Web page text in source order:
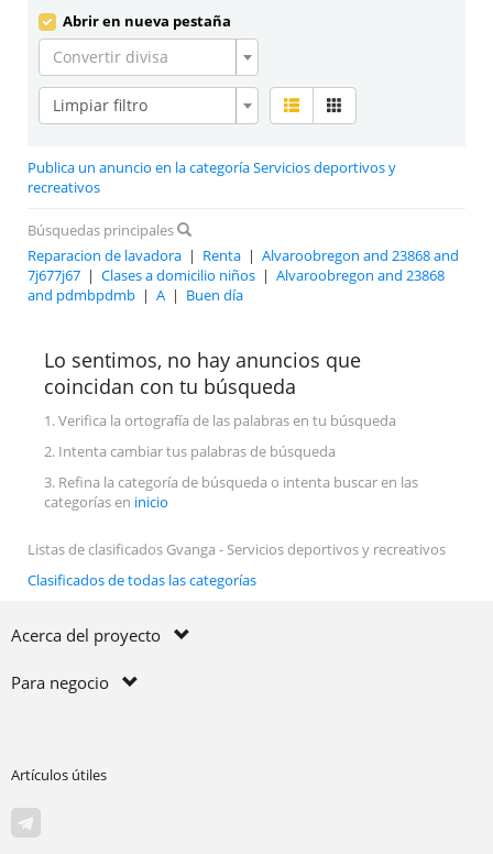
Abrir en nueva pestaña
Convertir divisa
Limpiar filtro
Publica un anuncio en la categoría Servicios deportivos y
recreativos
Búsquedas principales
Reparacion de lavadora | Renta | Alvaroobregon and 23868 and
7j677j67 | Clases a domicilio niños | Alvaroobregon and 23868
and pdmbpdmb | A | Buen día
Lo sentimos, no hay anuncios que
coincidan con tu búsqueda
1. Verifica la ortografía de las palabras en tu búsqueda
2. Intenta cambiar tus palabras de búsqueda
3. Refina la categoría de búsqueda o intenta buscar en las
categorías en inicio
Listas de clasificados Gvanga - Servicios deportivos y recreativos
Clasificados de todas las categorías
Acerca del proyecto
Para negocio
Artículos útiles